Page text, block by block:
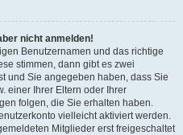
nicht anmelden!
Benutzernamen und das richtige
stimmen, dann gibt es zwei
und Sie angegeben haben, dass Sie
einer Ihrer Eltern oder Ihrer
folgen, die Sie erhalten haben.
vielleicht aktiviert werden.
Mitglieder erst freigeschaltet